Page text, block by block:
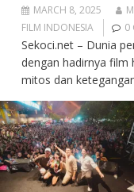
MARCH 8, 2025
FILM INDONESIA
0
Sekoci.net – Dunia
dengan hadirnya
mitos dan